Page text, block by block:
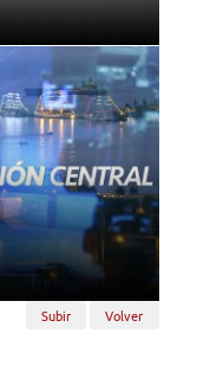
Subir Volver